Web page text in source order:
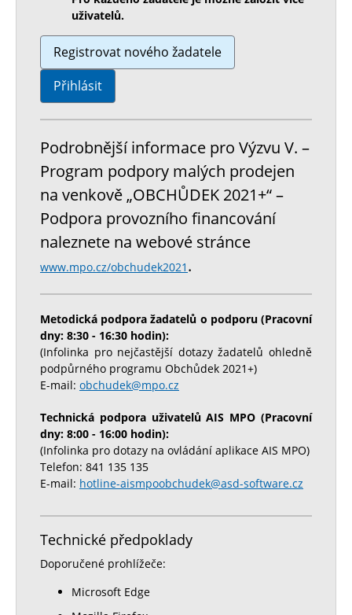
uživatelů.
Registrovat nového žadatele
Přihlásit
Podrobnější informace pro Výzvu V. –
Program podpory malých prodejen
na venkově „OBCHŮDEK 2021+“ –
Podpora provozního financování
naleznete na webové stránce
www.mpo.cz/obchudek2021 .
Metodická podpora žadatelů o podporu (Pracovní
dny: 8:30 - 16:30 hodin):
(Infolinka pro nejčastější dotazy žadatelů ohledně
podpůrného programu Obchůdek 2021+)
E-mail: obchudek@mpo.cz
Technická podpora uživatelů AIS MPO (Pracovní
dny: 8:00 - 16:00 hodin):
(Infolinka pro dotazy na ovládání aplikace AIS MPO)
Telefon: 841 135 135
E-mail: hotline-aismpoobchudek@asd-software.cz
Technické předpoklady
Doporučené prohlížeče:
Microsoft Edge